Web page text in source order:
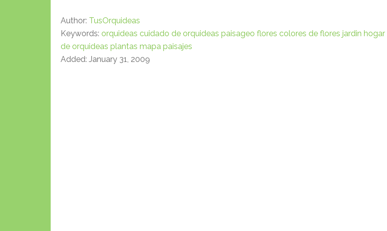
Author: TusOrquideas
Keywords: orquideas cuidado de orquideas paisageo flores colores de flores jardin hogar
de orquideas plantas mapa paisajes
Added: January 31, 2009